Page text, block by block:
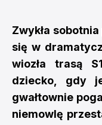
Zwykła
się w
wiozła trasą
dziecko, gdy
gwałtownie
niemowlę